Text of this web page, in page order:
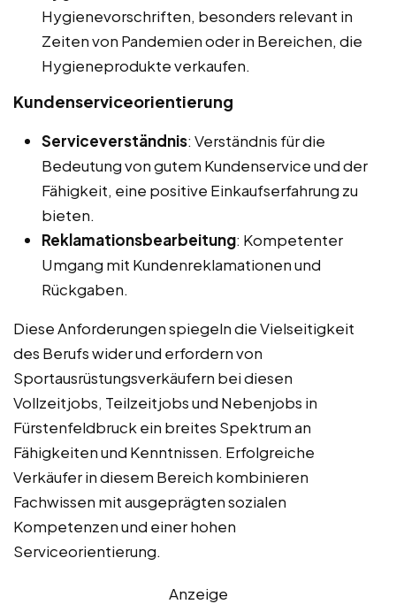
Hygienevorschriften, besonders relevant in
Zeiten von Pandemien oder in Bereichen, die
Hygieneprodukte verkaufen.
Kundenserviceorientierung
Serviceverständnis: Verständnis für die
Bedeutung von gutem Kundenservice und der
Fähigkeit, eine positive Einkaufserfahrung zu
bieten.
Reklamationsbearbeitung: Kompetenter
Umgang mit Kundenreklamationen und
Rückgaben.
Diese Anforderungen spiegeln die Vielseitigkeit
des Berufs wider und erfordern von
Sportausrüstungsverkäufern bei diesen
Vollzeitjobs, Teilzeitjobs und Nebenjobs in
Fürstenfeldbruck ein breites Spektrum an
Fähigkeiten und Kenntnissen. Erfolgreiche
Verkäufer in diesem Bereich kombinieren
Fachwissen mit ausgeprägten sozialen
Kompetenzen und einer hohen
Serviceorientierung.
Anzeige